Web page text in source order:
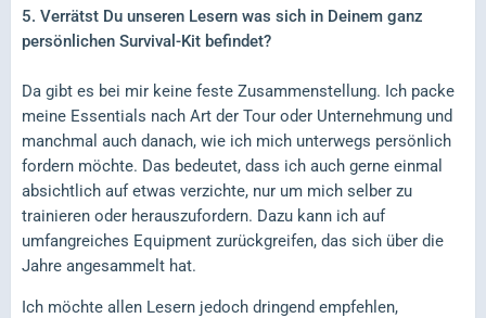
5. Verrätst Du unseren Lesern was sich in Deinem ganz
persönlichen Survival-Kit befindet?
Da gibt es bei mir keine feste Zusammenstellung. Ich packe
meine Essentials nach Art der Tour oder Unternehmung und
manchmal auch danach, wie ich mich unterwegs persönlich
fordern möchte. Das bedeutet, dass ich auch gerne einmal
absichtlich auf etwas verzichte, nur um mich selber zu
trainieren oder herauszufordern. Dazu kann ich auf
umfangreiches Equipment zurückgreifen, das sich über die
Jahre angesammelt hat.
Ich möchte allen Lesern jedoch dringend empfehlen,